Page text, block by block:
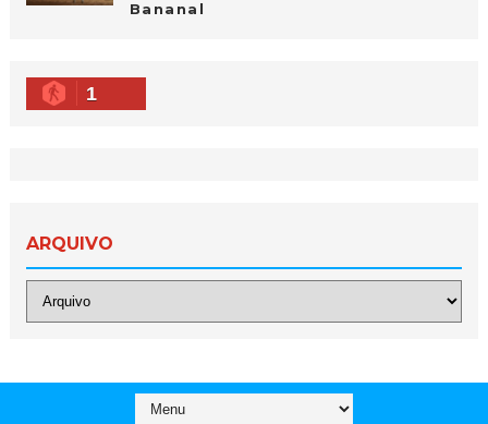
Bananal
1
ARQUIVO